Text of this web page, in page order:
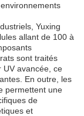
Yuxing
allant de 100 à
sont traités
UV avancée, ce
En outre, les
permettent une
de
et